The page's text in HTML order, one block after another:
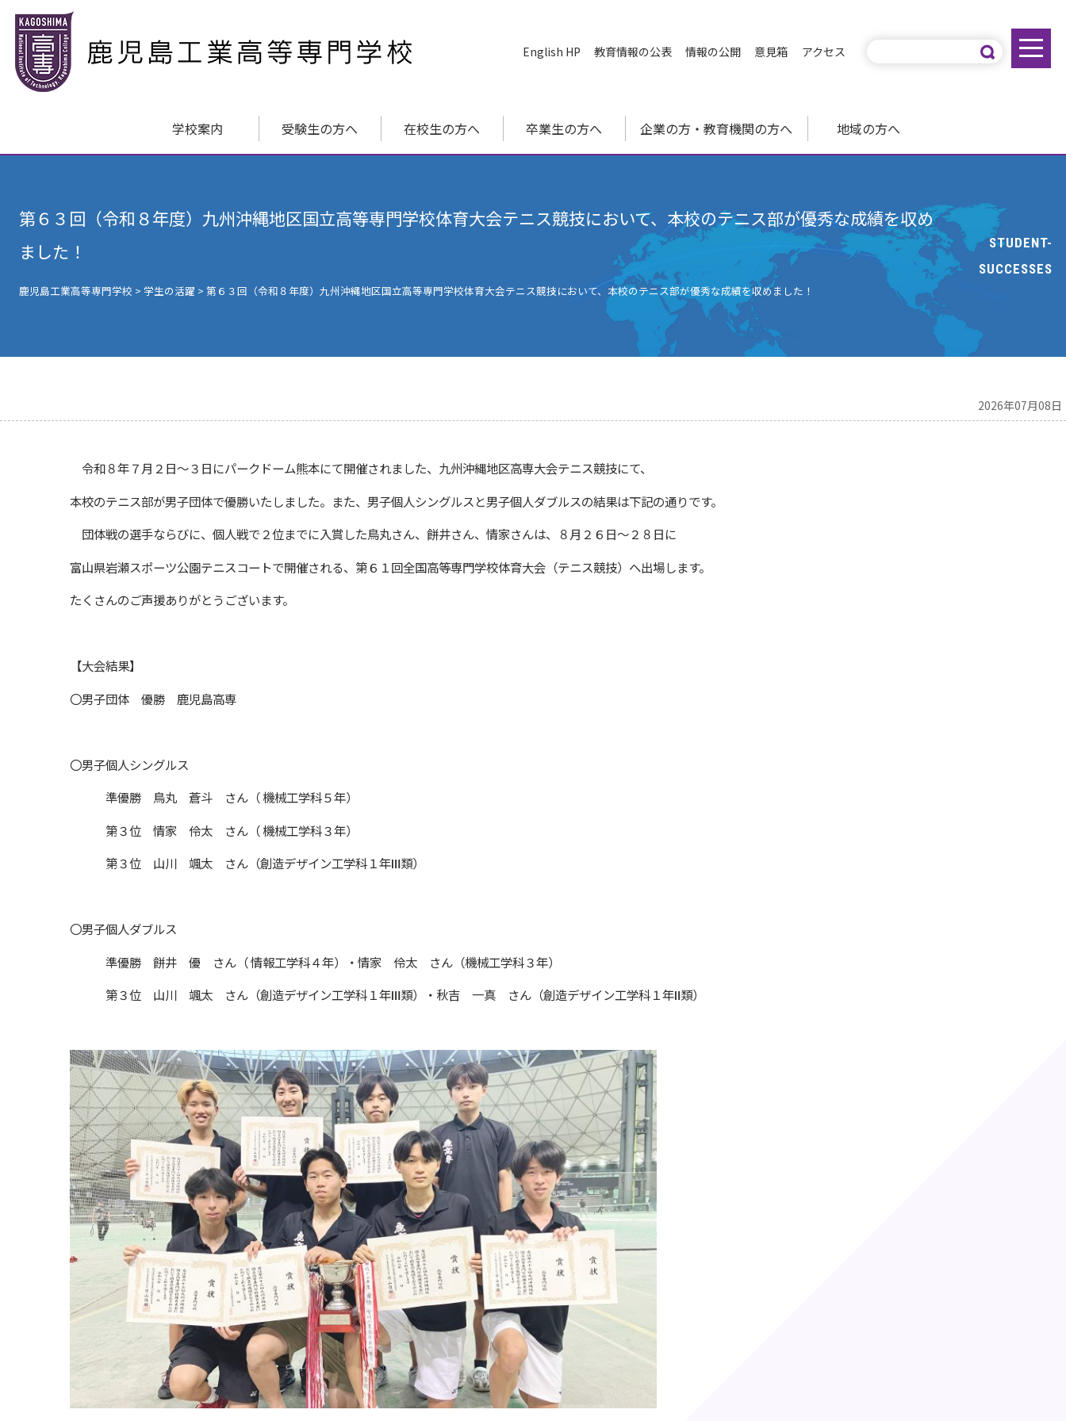
English HP 教育情報の公表 情報の公開 意見箱 アクセス
学校案内 受験生の方へ 在校生の方へ 卒業生の方へ 企業の方・教育機関の方へ 地域の方へ
第６３回（令和８年度）九州沖縄地区国立高等専門学校体育大会テニス競技において、本校のテニス部が優秀な成績を収め
ました！
STUDENT-
SUCCESSES
鹿児島工業高等専門学校 > 学生の活躍 >第６３回（令和８年度）九州沖縄地区国立高等専門学校体育大会テニス競技において、本校のテニス部が優秀な成績を収めました！
2026年07月08日
令和８年７月２日〜３日にパークドーム熊本にて開催されました、九州沖縄地区高専大会テニス競技にて、
本校のテニス部が男子団体で優勝いたしました。 また、男子個人シングルスと男子個人ダブルスの結果は下記の通りです。
団体戦の選手ならびに、個人戦で２位までに入賞した鳥丸さん、餅井さん、情家さんは、８月２６日〜２８日に
富山県岩瀬スポーツ公園テニスコートで開催される、第６１回全国高等専門学校体育大会（テニス競技）へ出場します。
たくさんのご声援ありがとうございます。
【大会結果】
〇男子団体 優勝 鹿児島高専
〇男子個人シングルス
準優勝 鳥丸 蒼斗 さん（ 機械工学科５年）
第３位 情家 伶太 さん（ 機械工学科３年）
第３位 山川 颯太 さん（創造デザイン工学科１年Ⅲ類）
〇男子個人ダブルス
準優勝 餅井 優 さん（ 情報工学科４年）・情家 伶太 さん（機械工学科３年）
第３位 山川 颯太 さん（創造デザイン工学科１年Ⅲ類）・秋吉 一真 さん（創造デザイン工学科１年Ⅱ類）